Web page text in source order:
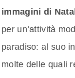
immagini di
per un’attività
paradiso: al suo
molte delle quali